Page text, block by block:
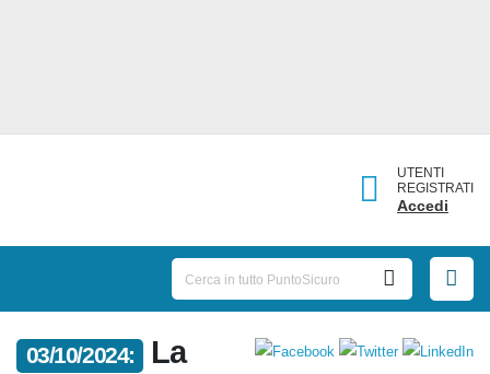
UTENTI
REGISTRATI
Accedi
03/10/2024:
La